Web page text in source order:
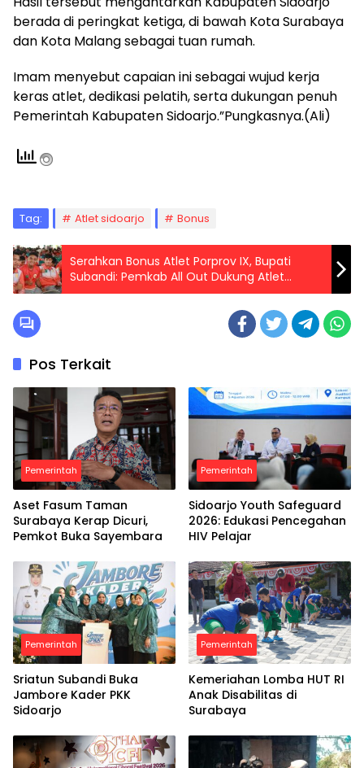
berada di peringkat ketiga, di bawah Kota Surabaya
dan Kota Malang sebagai tuan rumah.
Imam menyebut capaian ini sebagai wujud kerja
keras atlet, dedikasi pelatih, serta dukungan penuh
Pemerintah Kabupaten Sidoarjo.”Pungkasnya.(Ali)
Tag: Atlet sidoarjo Bonus
Serahkan Bonus Atlet Porprov IX, Bupati
Subandi: Pemkab All Out Dukung Atlet
Sidoarjo
Pos Terkait
Pemerintah
Aset Fasum Taman
Surabaya Kerap Dicuri,
Pemkot Buka Sayembara
Pemerintah
Sidoarjo Youth Safeguard
2026: Edukasi Pencegahan
HIV Pelajar
Pemerintah
Sriatun Subandi Buka
Jambore Kader PKK
Sidoarjo
Pemerintah
Kemeriahan Lomba HUT RI
Anak Disabilitas di
Surabaya